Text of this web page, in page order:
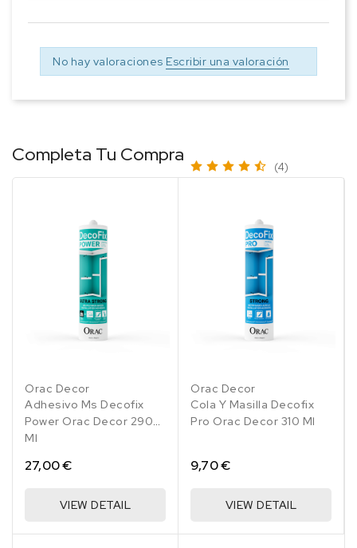
No hay valoraciones Escribir una valoración
Completa Tu Compra
Orac Decor
Adhesivo Ms Decofix
Power Orac Decor 290
Ml
27,00 €
VIEW DETAIL
Orac Decor
Cola Y Masilla Decofix
Pro Orac Decor 310 Ml
(4)
9,70 €
VIEW DETAIL